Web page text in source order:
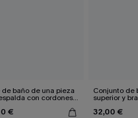
de baño de una pieza
con cordones y
floral
€
Conjunto de
superior y
reversible
marrón
32,00 €